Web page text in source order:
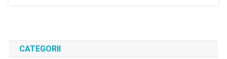
CATEGORII